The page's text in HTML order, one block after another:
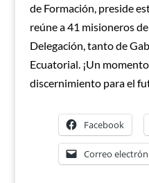
de Formación, preside
reúne a 41 misioneros
Delegación, tanto de
Ecuatorial. ¡Un
discernimiento para el
Facebook
Correo